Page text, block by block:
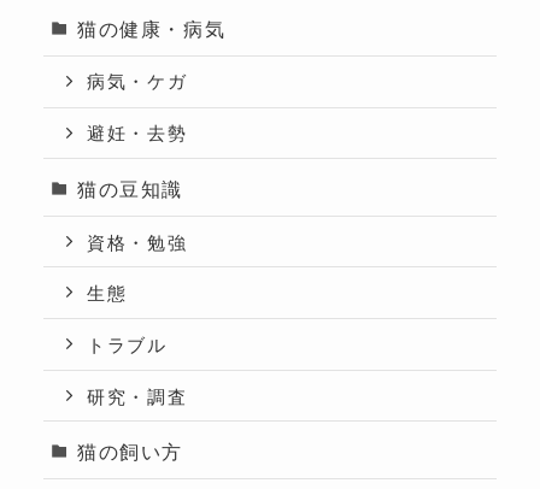
猫の健康・病気
病気・ケガ
避妊・去勢
猫の豆知識
資格・勉強
生態
トラブル
研究・調査
猫の飼い方